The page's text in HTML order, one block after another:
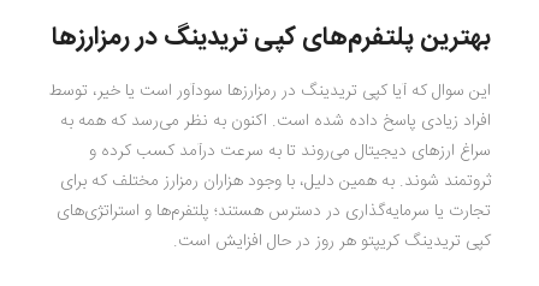
بهترین پلتفرم‌های کپی تریدینگ در رمزارزها
این سوال که آیا کپی تریدینگ در رمزارزها سودآور است یا خیر، توسط
افراد زیادی پاسخ داده شده است. اکنون به نظر می‌رسد که همه به
سراغ ارزهای دیجیتال می‌روند تا به سرعت درآمد کسب کرده و
ثروتمند شوند. به همین دلیل، با وجود هزاران رمزارز مختلف که برای
تجارت یا سرمایه‌گذاری در دسترس هستند؛ پلتفرم‌ها و استراتژی‌های
کپی تریدینگ کریپتو هر روز در حال افزایش است.